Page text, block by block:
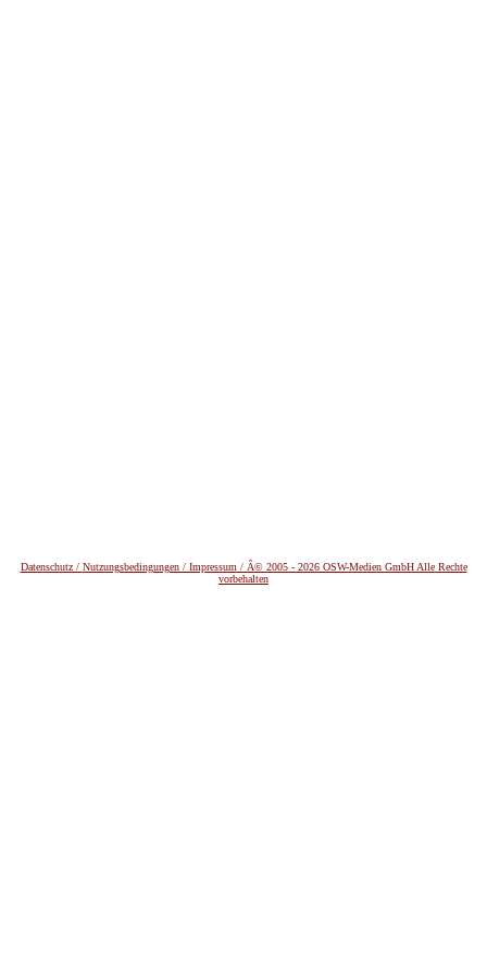
Datenschutz / Nutzungsbedingungen / Impressum / Â© 2005 - 2026 OSW-Medien GmbH Alle Rechte
vorbehalten